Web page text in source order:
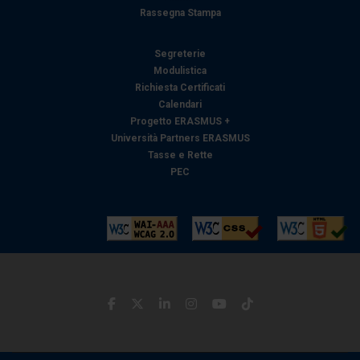
Rassegna Stampa
Segreterie
Modulistica
Richiesta Certificati
Calendari
Progetto ERASMUS +
Università Partners ERASMUS
Tasse e Rette
PEC